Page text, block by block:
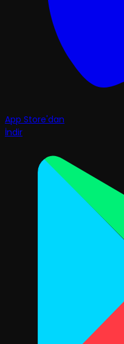
App Store'dan
İndir